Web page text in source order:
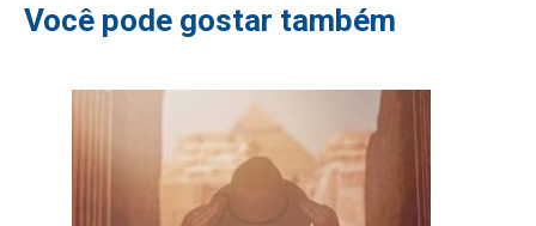
Você pode gostar também